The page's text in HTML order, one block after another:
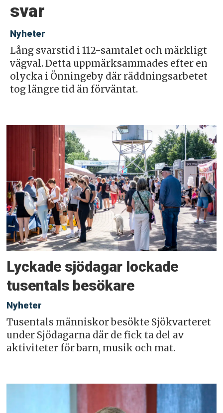
svar
Nyheter
Lång svarstid i 112-samtalet och märkligt
vägval. Detta uppmärksammades efter en
olycka i Önningeby där räddningsarbetet
tog längre tid än förväntat.
Lyckade sjödagar lockade
tusentals besökare
Nyheter
Tusentals människor besökte Sjökvarteret
under Sjödagarna där de fick ta del av
aktiviteter för barn, musik och mat.